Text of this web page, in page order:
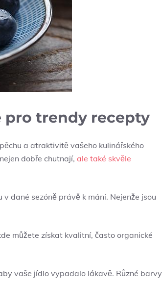
pro trendy recepty
a atraktivitě vašeho kulinářského
dobře chutnají, ale také skvěle
dané sezóně právě k mání. Nejenže jsou
můžete získat kvalitní, často organické
vaše jídlo vypadalo lákavě. Různé barvy